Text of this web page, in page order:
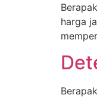
harga